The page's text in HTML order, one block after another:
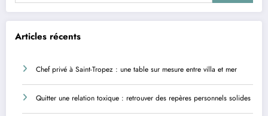
Articles récents
Chef privé à Saint-Tropez : une table sur mesure entre villa et mer
Quitter une relation toxique : retrouver des repères personnels solides